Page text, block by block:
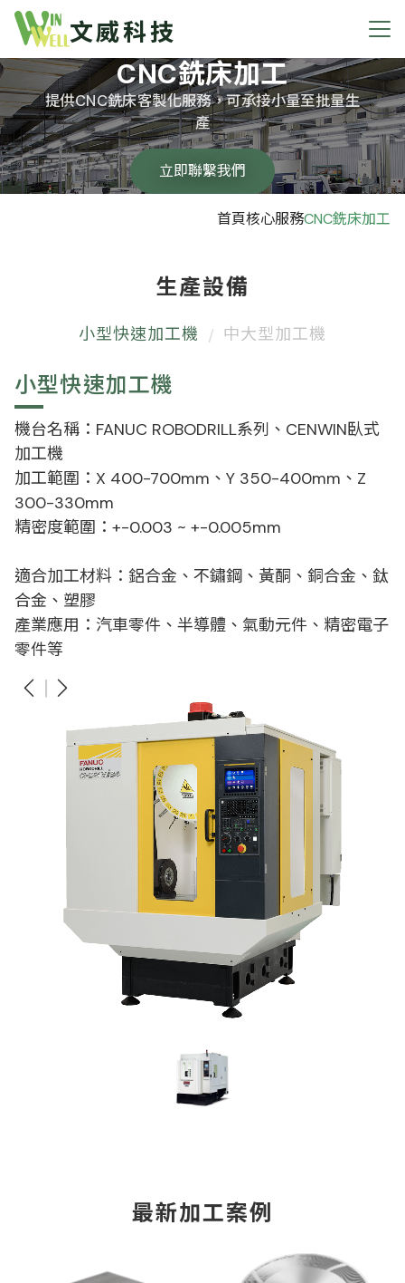
文威科技
CNC銑床加工
提供CNC銑床客製化服務，可承接小量至批量生
產
立即聯繫我們
首頁核心服務CNC銑床加工
生產設備
小型快速加工機 中大型加工機
小型快速加工機
機台名稱：FANUC ROBODRILL系列、CENWIN臥式
加工機
加工範圍：X 400-700mm、Y 350-400mm、Z
300-330mm
精密度範圍：+-0.003 ~ +-0.005mm
適合加工材料：鋁合金、不鏽鋼、黃酮、銅合金、鈦
合金、塑膠
產業應用：汽車零件、半導體、氣動元件、精密電子
零件等
機台名稱：OKUMA MB 系列、永進MV 系列
精密度範圍：+-0.005 ~ +-0.01mm
最新加工案例